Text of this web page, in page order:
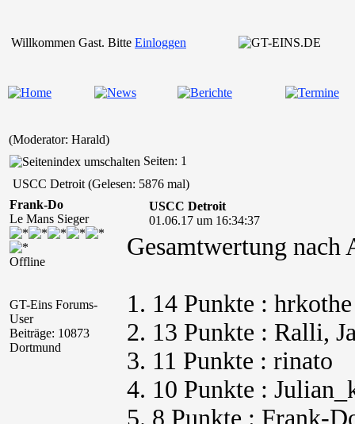
Willkommen Gast. Bitte Einloggen
(Moderator: Harald)
Seiten: 1
USCC Detroit (Gelesen: 5876 mal)
Frank-Do
Le Mans Sieger
Offline
GT-Eins Forums-
User
Beiträge: 10873
Dortmund
USCC Detroit
01.06.17 um 16:34:37
Gesamtwertung nach
1. 14 Punkte : hrkothe
2. 13 Punkte : Ralli,
3. 11 Punkte : rinato
4. 10 Punkte :
5. 8 Punkte : Frank-